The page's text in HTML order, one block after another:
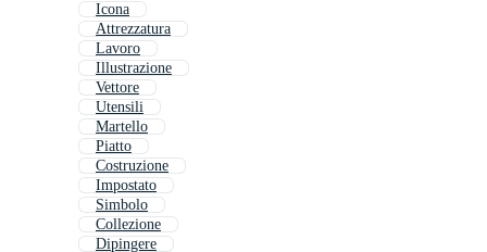
Icona
Attrezzatura
Lavoro
Illustrazione
Vettore
Utensili
Martello
Piatto
Costruzione
Impostato
Simbolo
Collezione
Dipingere